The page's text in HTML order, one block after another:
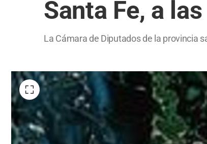
Santa Fe, a
La Cámara de Diputados de la provincia